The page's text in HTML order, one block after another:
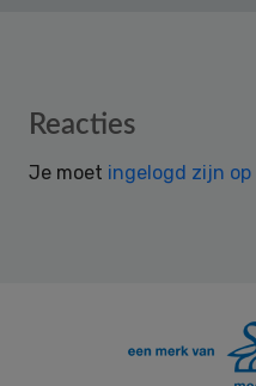
Reader
Reacties
Je moet ingelogd zijn op